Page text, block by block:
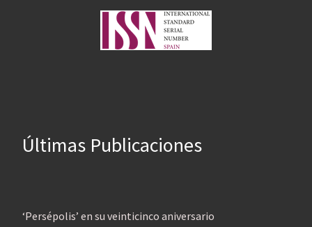
Últimas Publicaciones
‘Persépolis’ en su veinticinco aniversario